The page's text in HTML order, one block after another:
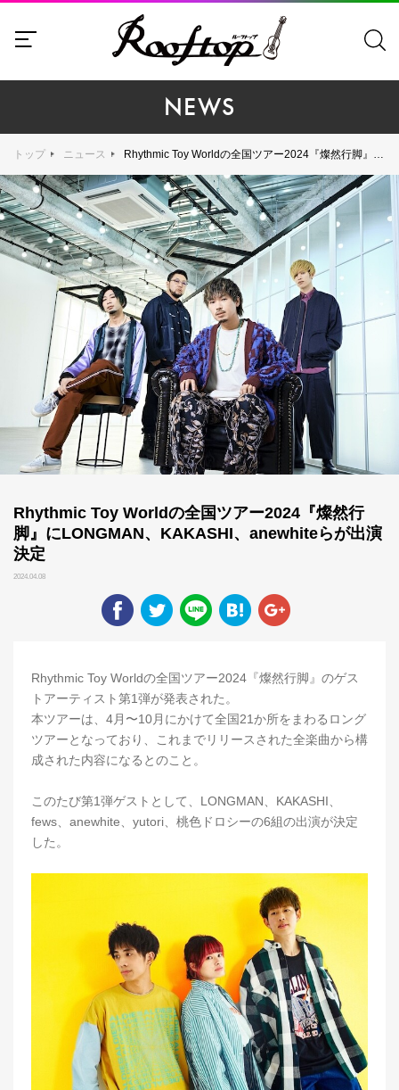
NEWS
トップ ニュース Rhythmic Toy Worldの全国ツアー2024『燦然行脚』にLONGMAN、KAKASHI、anewhiteらが出演決定
Rhythmic Toy Worldの全国ツアー2024『燦然行
脚』にLONGMAN、KAKASHI、anewhiteらが出演
決定
2024.04.08
Rhythmic Toy Worldの全国ツアー2024『燦然行脚』のゲス
トアーティスト第1弾が発表された。
本ツアーは、4月〜10月にかけて全国21か所をまわるロング
ツアーとなっており、これまでリリースされた全楽曲から構
成された内容になるとのこと。
このたび第1弾ゲストとして、LONGMAN、KAKASHI、
fews、anewhite、yutori、桃色ドロシーの6組の出演が決定
した。